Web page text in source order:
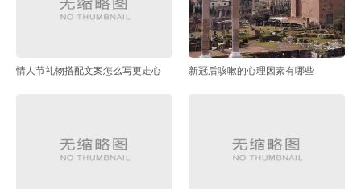
情人节礼物搭配文案怎么写更走心 新冠后咳嗽的心理因素有哪些